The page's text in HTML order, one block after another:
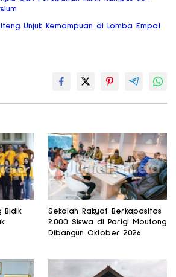
Unjuk Kemampuan di Lomba Empat
Bidik
Sekolah Rakyat Berkapasitas
2.000 Siswa di Parigi Moutong
Dibangun Oktober 2026